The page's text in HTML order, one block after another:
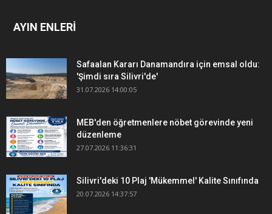
AYIN ENLERİ
Safaalan Kararı Danamandıra için emsal oldu:
'Şimdi sıra Silivri'de'
31.07.2026 14:00:05
MEB'den öğretmenlere nöbet görevinde yeni
düzenleme
27.07.2026 11:36:31
Silivri'deki 10 Plaj 'Mükemmel' Kalite Sınıfında
20.07.2026 14:37:57